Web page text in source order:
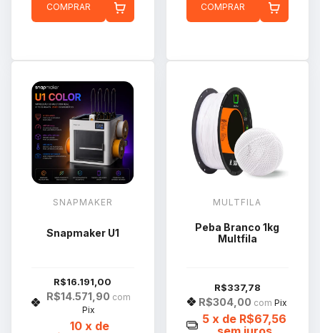
COMPRAR COMPRAR
SNAPMAKER
Snapmaker U1
R$16.191,00
R$14.571,90 com
Pix
10 x de
MULTFILA
Peba Branco 1kg
Multfila
R$337,78
R$304,00 com Pix
5 x de R$67,56